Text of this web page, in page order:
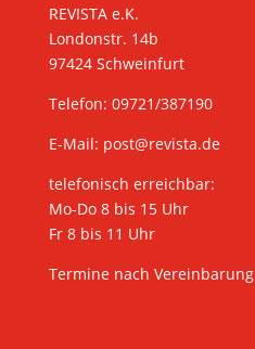
REVISTA e.K.
Londonstr. 14b
97424 Schweinfurt
Telefon: 09721/387190
E-Mail: post@revista.de
telefonisch erreichbar:
Mo-Do 8 bis 15 Uhr
Fr 8 bis 11 Uhr
Termine nach Vereinbarung